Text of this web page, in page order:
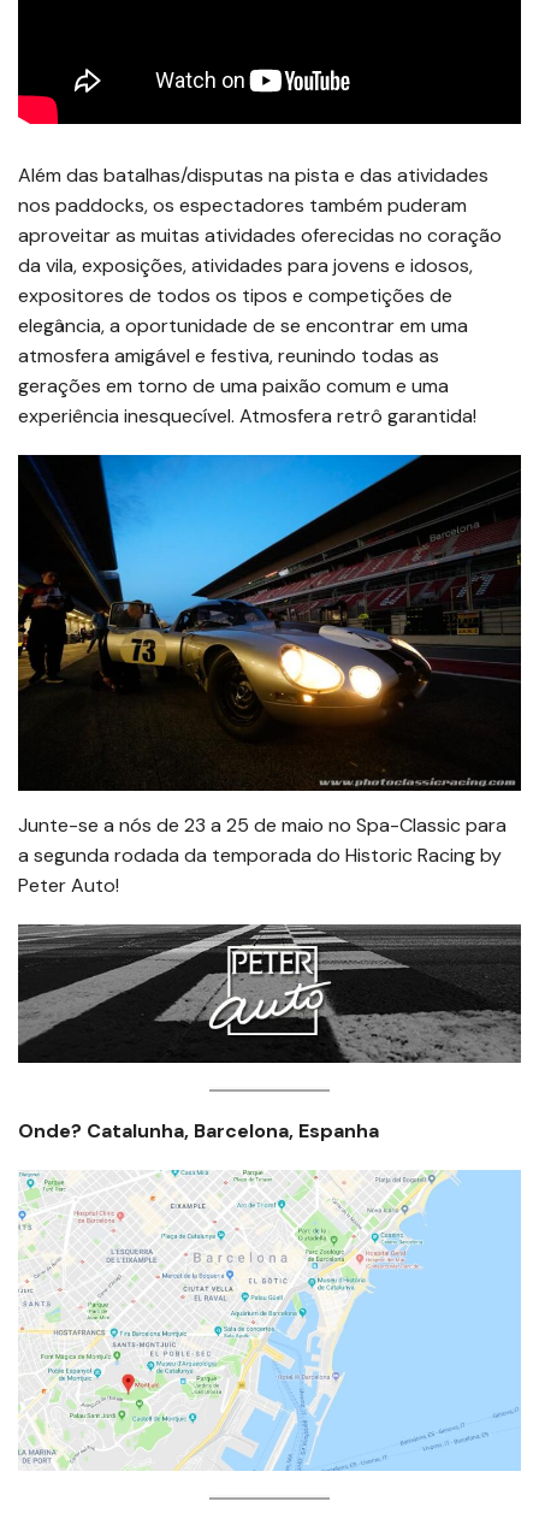
Além das batalhas/disputas na pista e das atividades
nos paddocks, os espectadores também puderam
aproveitar as muitas atividades oferecidas no coração
da vila, exposições, atividades para jovens e idosos,
expositores de todos os tipos e competições de
elegância, a oportunidade de se encontrar em uma
atmosfera amigável e festiva, reunindo todas as
gerações em torno de uma paixão comum e uma
experiência inesquecível. Atmosfera retrô garantida!
Junte-se a nós de 23 a 25 de maio no Spa-Classic para
a segunda rodada da temporada do Historic Racing by
Peter Auto!
Onde? Catalunha, Barcelona, Espanha